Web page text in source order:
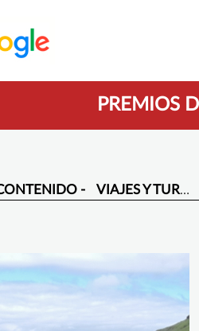
PREMIOS
- VIAJES Y TURISMO